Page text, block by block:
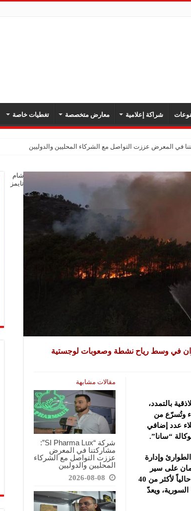
شراكة إعلامية معارض متخصصة تغطيات خاصة
في وسط رياح نشطة وصعوبات لوجستية
مقالات مشابهة
شركة “SI Pharma Lux”:
مشاركتنا في المعرض
عززت التواصل مع الشركاء
المحليين والدوليين
2026-08-08
بالتمدد،
وتُسرّع من
عدد إضافي
“سانا”.
وإدارة
على سير
عمليات الإخماد، مؤكداً أن فرق الطوارئ تستجيب حالياً لأكثر من 40
السورية، ويعدّ
شام
تايمز